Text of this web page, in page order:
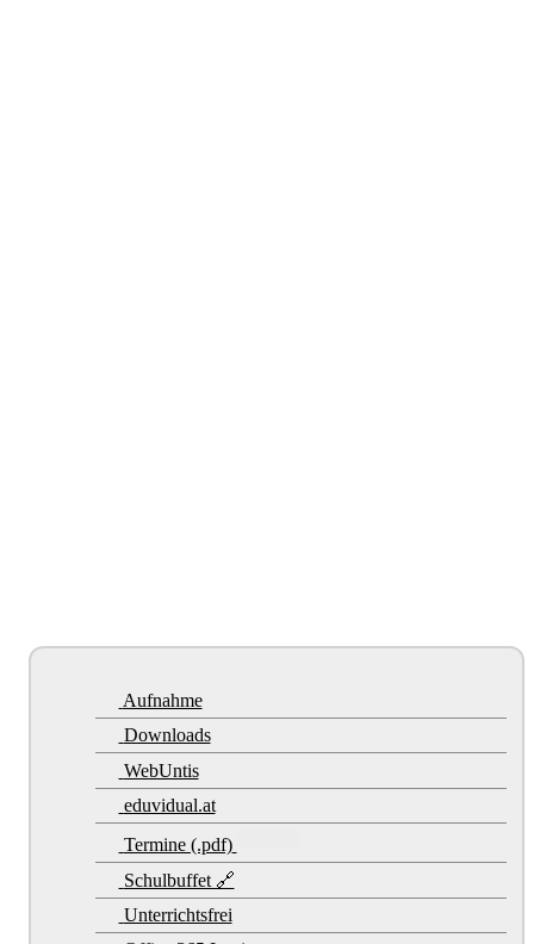
Aufnahme
Downloads
WebUntis
eduvidual.at
Termine (.pdf)
Schulbuffet 🔗
Unterrichtsfrei